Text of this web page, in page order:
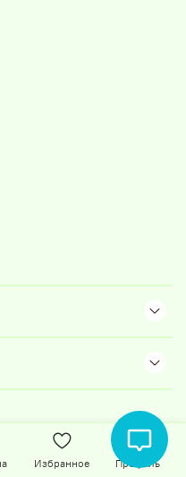
Избранное Профиль